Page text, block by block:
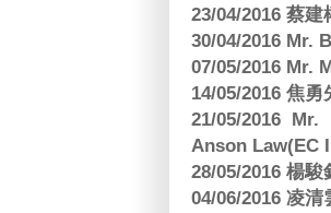
23/04/2016 蔡
30/04/2016 Mr.
07/05/2016 Mr.
14/05/2016 焦
21/05/2016
Anson Law(EC
28/05/2016 楊
04/06/2016 凌